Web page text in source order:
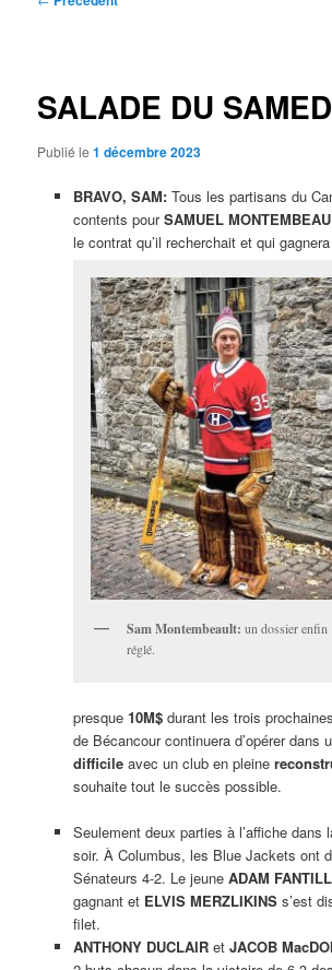
SALADE DU
Publié le1 décembre 2023
BRAVO, SAM:Tous les partisans du
contents pourSAMUEL
le contrat qu’il recherchait et qui gagnera
Sam Montembeault: un dossier enfin
réglé.
presque 10M$durant les trois
de Bécancour continuera d’opérer dans
difficileavec un club en pleine
souhaite tout le succès possible.
Seulement deux parties à l’affiche dans
soir. À Columbus, les Blue Jackets ont
Sénateurs 4-2. Le jeune ADAM
gagnant et ELVIS MERZLIKINSs’est
filet.
ANTHONY DUCLAIRet JACOB